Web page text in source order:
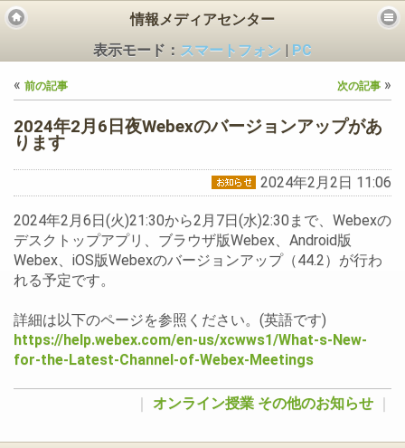
情報メディアセンター
表示モード： スマートフォン
PC
« 前の記事 次の記事 »
2024年2月6日夜Webexのバージョンアップがあ
ります
2024年2月2日 11:06
2024年2月6日(火)21:30から2月7日(水)2:30まで、Webexの
デスクトップアプリ、ブラウザ版Webex、Android版
Webex、iOS版Webexのバージョンアップ（44.2）が行わ
れる予定です。
詳細は以下のページを参照ください。(英語です)
https://help.webex.com/en-us/xcwws1/What-s-New-
for-the-Latest-Channel-of-Webex-Meetings
オンライン授業 その他のお知らせ